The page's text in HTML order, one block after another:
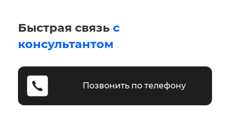
Быстрая связь с
консультантом
Позвонить по телефону